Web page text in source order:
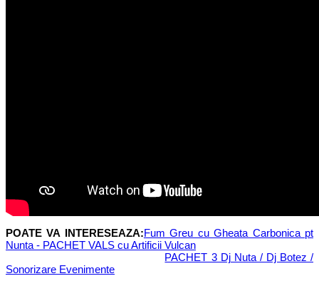
POATE VA INTERESEAZA:Fum Greu cu Gheata Carbonica pt
Nunta - PACHET VALS cu Artificii Vulcan
PACHET 3 Dj Nuta / Dj Botez /
Sonorizare Evenimente